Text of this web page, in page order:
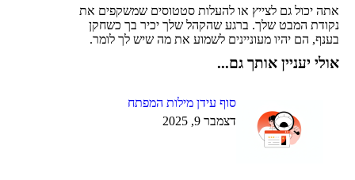
אתה יכול גם לצייץ או להעלות סטטוסים שמשקפים את
נקודת המבט שלך. ברגע שהקהל שלך יכיר בך כשחקן
בענף, הם יהיו מעוניינים לשמוע את מה שיש לך לומר.
אולי יעניין אותך גם...
סוף עידן מילות המפתח
דצמבר 9, 2025